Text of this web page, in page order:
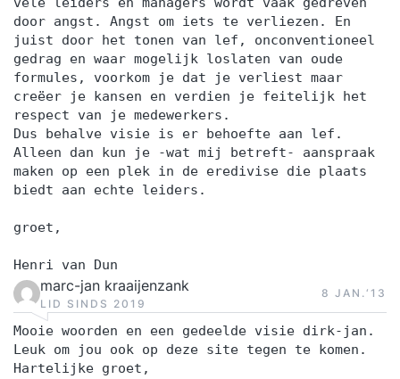
door angst. Angst om iets te verliezen. En
juist door het tonen van lef, onconventioneel
gedrag en waar mogelijk loslaten van oude
formules, voorkom je dat je verliest maar
creëer je kansen en verdien je feitelijk het
respect van je medewerkers.
Dus behalve visie is er behoefte aan lef.
Alleen dan kun je -wat mij betreft- aanspraak
maken op een plek in de eredivise die plaats
biedt aan echte leiders.
groet,
Henri van Dun
marc-jan kraaijenzank
LID SINDS 2019
8 JAN.‘13
Mooie woorden en een gedeelde visie dirk-jan.
Leuk om jou ook op deze site tegen te komen.
Hartelijke groet,